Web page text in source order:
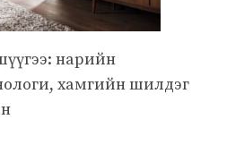
нарийн
хамгийн шилдэг